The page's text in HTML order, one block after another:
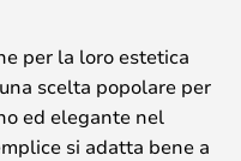
per la loro estetica
scelta popolare per
ed elegante nel
si adatta bene a